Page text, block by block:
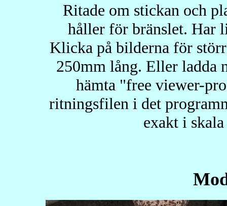
Ritade om stickan och
håller för bränslet. Har
Klicka på bilderna för
250mm lång. Eller ladda
hämta "free viewer-
ritningsfilen i det
exakt i